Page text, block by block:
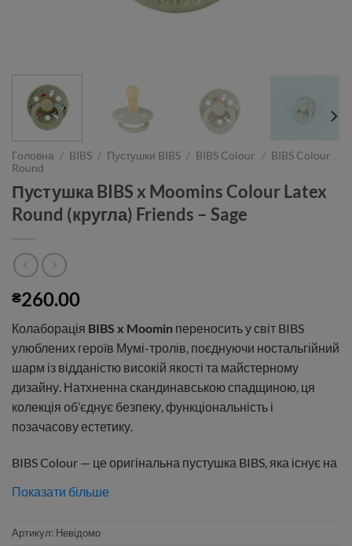
Головна / BIBS / Пустушки BIBS / BIBS Colour / BIBS Colour
Round
Пустушка BIBS x Moomins Colour Latex
Round (кругла) Friends – Sage
₴260.00
Колаборація BIBS x Moomin переносить у світ BIBS
улюблених героїв Мумі-тролів, поєднуючи ностальгійний
шарм із відданістю високій якості та майстерному
дизайну. Натхненна скандинавською спадщиною, ця
колекція об’єднує безпеку, функціональність і
позачасову естетику.
BIBS Colour — це оригінальна пустушка BIBS, яка існує на
матері та сприяє подібному розташуванню язика та
Показати більше
Артикул: Невідомо